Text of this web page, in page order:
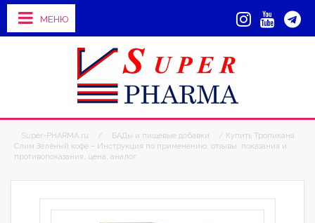
МЕНЮ
Super-PHARMA.ru / БАДы и пищевые добавки
/ Купить Тропикана
Слим Зелёный кофе – Инструкция по применению, отзывы, показания и
противопоказания, цена, аналог